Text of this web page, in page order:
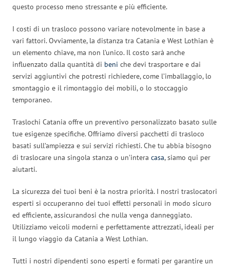
questo processo meno stressante e più efficiente.
I costi di un trasloco possono variare notevolmente in base a
vari fattori. Ovviamente, la distanza tra Catania e West Lothian è
un elemento chiave, ma non l’unico. Il costo sarà anche
influenzato dalla quantità di beni che devi trasportare e dai
servizi aggiuntivi che potresti richiedere, come l’imballaggio, lo
smontaggio e il rimontaggio dei mobili, o lo stoccaggio
temporaneo.
Traslochi Catania offre un preventivo personalizzato basato sulle
tue esigenze specifiche. Offriamo diversi pacchetti di trasloco
basati sull’ampiezza e sui servizi richiesti. Che tu abbia bisogno
di traslocare una singola stanza o un’intera casa, siamo qui per
aiutarti.
La sicurezza dei tuoi beni è la nostra priorità. I nostri traslocatori
esperti si occuperanno dei tuoi effetti personali in modo sicuro
ed efficiente, assicurandosi che nulla venga danneggiato.
Utilizziamo veicoli moderni e perfettamente attrezzati, ideali per
il lungo viaggio da Catania a West Lothian.
Tutti i nostri dipendenti sono esperti e formati per garantire un